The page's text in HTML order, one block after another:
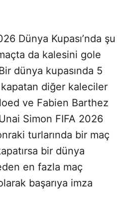
Dünya Kupası’nda şu
da kalesini gole
dünya kupasında 5
diğer kaleciler
ve Fabien Barthez
Simon FIFA 2026
turlarında bir maç
bir dünya
en fazla maç
başarıya imza